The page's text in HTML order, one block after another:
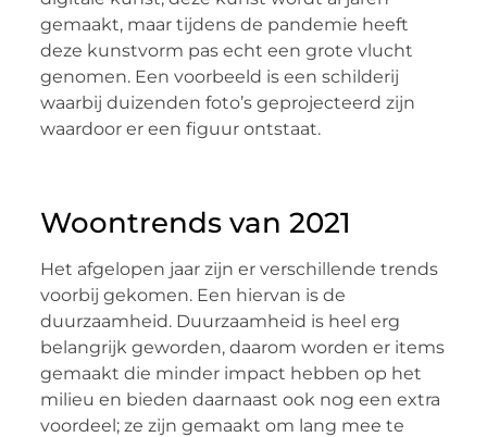
gemaakt, maar tijdens de pandemie heeft
deze kunstvorm pas echt een grote vlucht
genomen. Een voorbeeld is een schilderij
waarbij duizenden foto’s geprojecteerd zijn
waardoor er een figuur ontstaat.
Woontrends van 2021
Het afgelopen jaar zijn er verschillende trends
voorbij gekomen. Een hiervan is de
duurzaamheid. Duurzaamheid is heel erg
belangrijk geworden, daarom worden er items
gemaakt die minder impact hebben op het
milieu en bieden daarnaast ook nog een extra
voordeel; ze zijn gemaakt om lang mee te